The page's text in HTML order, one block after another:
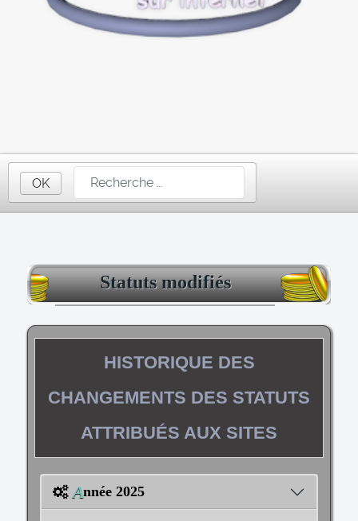
OK
Statuts modifiés
HISTORIQUE DES
CHANGEMENTS DES STATUTS
ATTRIBUÉS AUX SITES
Année 2025